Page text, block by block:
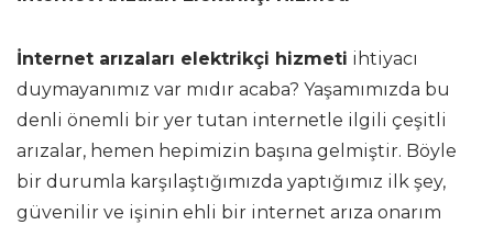
İnternet arızaları elektrikçi hizmeti ihtiyacı
duymayanımız var mıdır acaba? Yaşamımızda bu
denli önemli bir yer tutan internetle ilgili çeşitli
arızalar, hemen hepimizin başına gelmiştir. Böyle
bir durumla karşılaştığımızda yaptığımız ilk şey,
güvenilir ve işinin ehli bir internet arıza onarım